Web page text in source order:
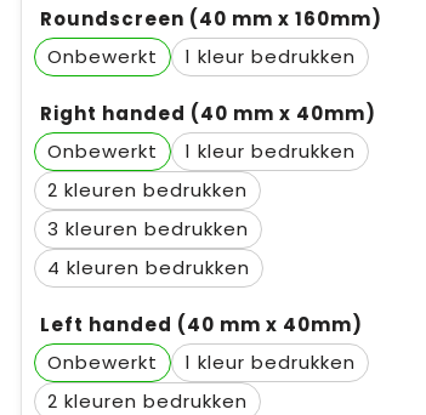
Roundscreen (40 mm x 160mm)
Onbewerkt
1
Right handed (40 mm x 40mm)
Onbewerkt
1
2
3
4
Left handed (40 mm x 40mm)
Onbewerkt
1
2